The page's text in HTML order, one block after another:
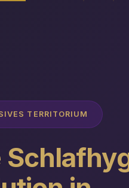
TERRITORIUM